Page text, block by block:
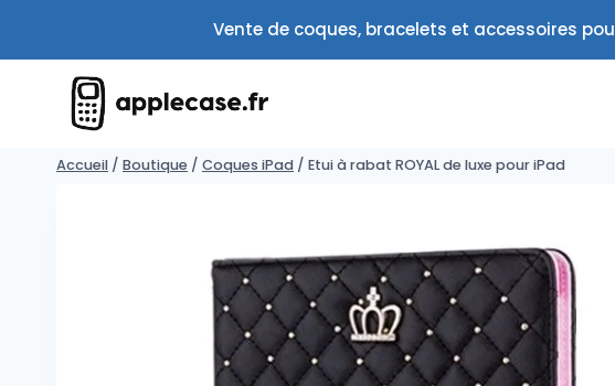
contenu
Vente de coques, bracelets et accessoires
Accueil / Boutique / Coques iPad / Etui à rabat ROYAL de luxe pour iPad